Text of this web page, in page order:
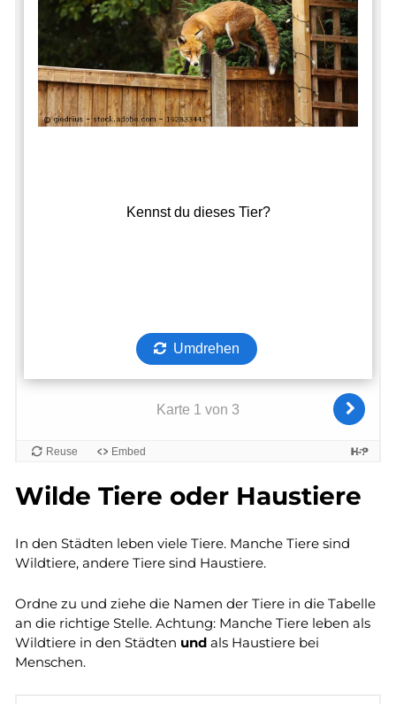
Wilde Tiere oder Haustiere
In den Städten leben viele Tiere. Manche Tiere sind
Wildtiere, andere Tiere sind Haustiere.
Ordne zu und ziehe die Namen der Tiere in die Tabelle
an die richtige Stelle. Achtung: Manche Tiere leben als
Wildtiere in den Städten und als Haustiere bei
Menschen.